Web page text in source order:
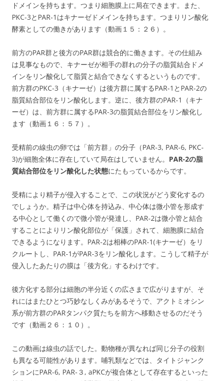
ドメインを持ちます。つまり細胞膜上に局在できます。また、
PKC-3とPAR-1はキナーゼドメインを持ちます。つまりリン酸化
酵素としての働きがあります（動画１５：２６）。
前方のPAR群と後方のPAR群は競合的に働きます。その仕組み
は見事なもので、キナーゼが相手の群れの分子の脂質結合ドメ
インをリン酸化して脂質と結合できなくするというものです。
前方群のPKC-3（キナーゼ）は後方群に属するPAR-1とPAR-2の
脂質結合部位をリン酸化します。逆に、後方群のPAR-1（キナ
ーゼ）は、前方群に属するPAR-3の脂質結合部位をリン酸化し
ます（動画１６：５７）。
受精前の線虫の卵では「前方群」の分子（PAR-3, PAR-6, PKC-
3)が細胞全体に存在していて局在はしていません。 PAR-2の脂
質結合部位をリン酸化した状態にたもっているからです。
受精により精子が侵入することで、この状況がどう変化するの
でしょうか。精子は中心体を持込み、中心体は微小管を形成す
る中心として働くので微小管が発達し、PAR-2は微小管と結合
することによりリン酸化部位が「保護」されて、細胞膜に結合
できるようになります。PAR-2は相棒のPAR-1(キナーゼ）をリ
クルートし、PAR-1がPAR-3をリン酸化します。こうして精子が
侵入したあたりの膜は「後方化」するわけです。
後方化する部分は細胞の半分近くの広さまで広がりますが、そ
れにはまたひとつ巧妙なしくみがあるそうで、アクトミオシン
系が前方群のPARタンパク質たちを前方へ移動させるのだそう
です（動画２６：１０）。
この動画は線虫の話でした。動物種が異なれば同じ分子の役割
も異なる可能性があります。哺乳類などでは、タイトジャンク
ションにPAR-6, PAR-３, aPKCが複合体として存在するといった